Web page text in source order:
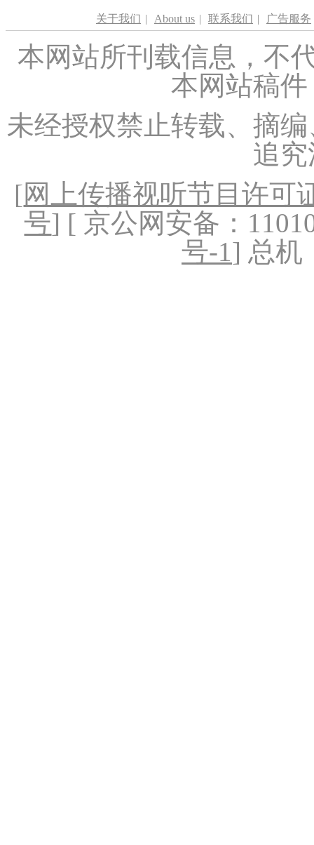
关于我们 | About us | 联系我们 | 广告服务
本网站所刊载信息，不
本网站稿
未经授权禁止转载、摘
追
[网上传播视听节目许可
号] [ 京公网安备：
号-1] 总机